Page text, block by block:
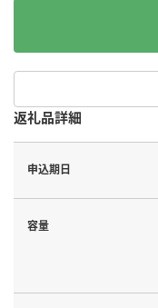
返礼品詳細
申込期日
容量